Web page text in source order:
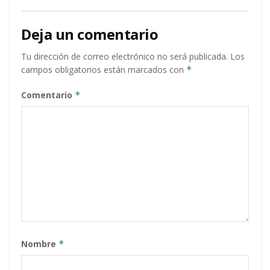
Deja un comentario
Tu dirección de correo electrónico no será publicada. Los
campos obligatorios están marcados con *
Comentario *
Nombre *